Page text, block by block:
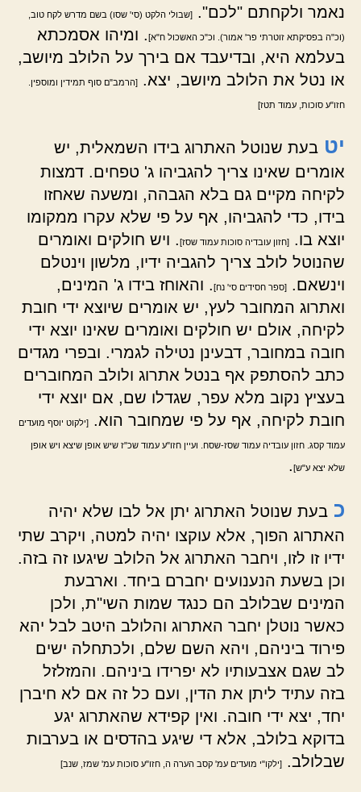
נאמר ולקחתם "לכם". [שבולי הלקט (סי' שסו) בשם מדרש לקח טוב,
(וכ"ה בפסיקתא זוטרתי פר' אמור). וכ"כ האשכול ח"א]. ומיהו אסמכתא
בעלמא היא, ובדיעבד אם בירך על הלולב מיושב,
או נטל את הלולב מיושב, יצא. [הרמב"ם סוף תמידין ומוספין.
חזו"ע סוכות, עמוד תטז]
יט בעת שנוטל האתרוג בידו השמאלית, יש
אומרים שאינו צריך להגביהו ג' טפחים. דמצות
לקיחה מקיים גם בלא הגבהה, ומשעה שאחזו
בידו, כדי להגביהו, אף על פי שלא עקרו ממקומו
יוצא בו. [חזון עובדיה סוכות עמוד שסז]. ויש חולקים ואומרים
שהנוטל לולב צריך להגביה ידיו, מלשון וינטלם
וינשאם. [ספר חסידים סי' נח]. והאוחז בידו ג' המינים,
ואתרוג המחובר לעץ, יש אומרים שיוצא ידי חובת
לקיחה, אולם יש חולקים ואומרים שאינו יוצא ידי
חובה במחובר, דבעינן נטילה לגמרי. ובפרי מגדים
כתב להסתפק אף בנטל אתרוג ולולב המחוברים
בעציץ נקוב מלא עפר, שגדלו שם, אם יוצא ידי
חובת לקיחה, אף על פי שמחובר הוא. [ילקוט יוסף מועדים
עמוד קסג. חזון עובדיה עמוד שסז-שסח. ועיין חזו"ע עמוד שכ"ז שיש אופן שיצא ויש אופן
שלא יצא ע"ש].
כ בעת שנוטל האתרוג יתן אל לבו שלא יהיה
האתרוג הפוך, אלא עוקצו יהיה למטה, ויקרב שתי
ידיו זו לזו, ויחבר האתרוג אל הלולב שיגעו זה בזה.
וכן בשעת הנענועים יחברם ביחד. וארבעת
המינים שבלולב הם כנגד שמות השי"ת, ולכן
כאשר נוטלן יחבר האתרוג והלולב היטב לבל יהא
פירוד ביניהם, ויהא השם שלם, ולכתחלה ישים
לב שגם אצבעותיו לא יפרידו ביניהם. והמזלזל
בזה עתיד ליתן את הדין, ועם כל זה אם לא חיברן
יחד, יצא ידי חובה. ואין קפידא שהאתרוג יגע
בדוקא בלולב, אלא די שיגע בהדסים או בערבות
שבלולב. [ילקו"י מועדים עמ' קסב הערה ה, חזו"ע סוכות עמ' שמז, שנב]